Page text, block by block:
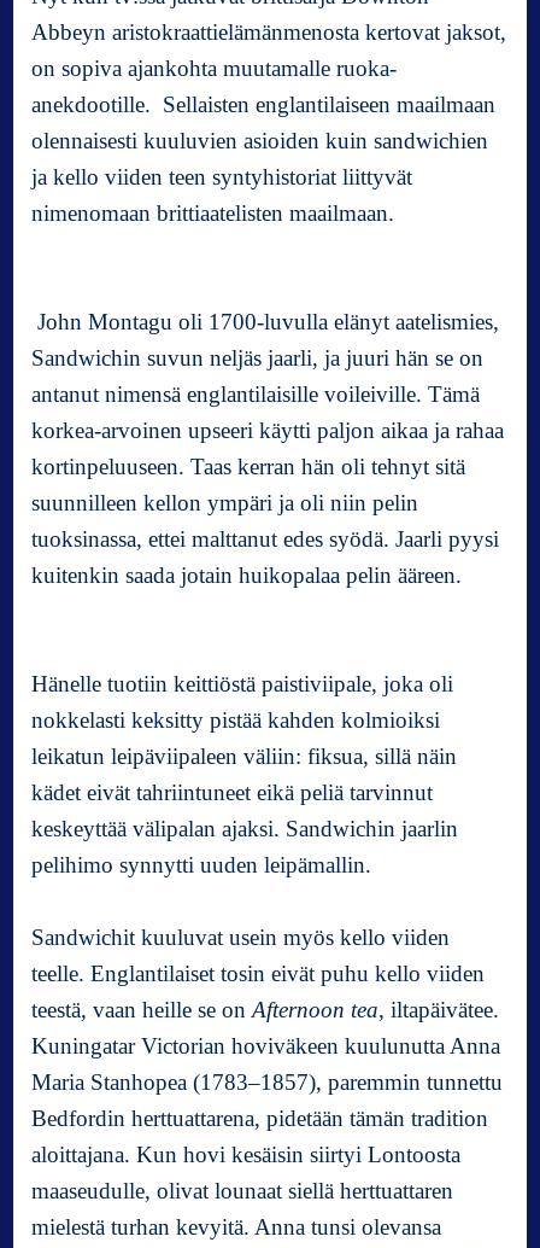
h
i
s
r
i
j
l
l
e
l
y
h
i
m
ä
r
ä
)
Abbeyn aristokraattielämänmenosta kertovat jaksot,
on sopiva ajankohta muutamalle ruoka-
anekdootille. Sellaisten englantilaiseen maailmaan
olennaisesti kuuluvien asioiden kuin sandwichien
ja kello viiden teen syntyhistoriat liittyvät
nimenomaan brittiaatelisten maailmaan.
John Montagu oli 1700-luvulla elänyt aatelismies,
Sandwichin suvun neljäs jaarli, ja juuri hän se on
antanut nimensä englantilaisille voileiville. Tämä
korkea-arvoinen upseeri käytti paljon aikaa ja rahaa
kortinpeluuseen. Taas kerran hän oli tehnyt sitä
suunnilleen kellon ympäri ja oli niin pelin
tuoksinassa, ettei malttanut edes syödä. Jaarli pyysi
kuitenkin saada jotain huikopalaa pelin ääreen.
Hänelle tuotiin keittiöstä paistiviipale, joka oli
nokkelasti keksitty pistää kahden kolmioiksi
leikatun leipäviipaleen väliin: fiksua, sillä näin
kädet eivät tahriintuneet eikä peliä tarvinnut
keskeyttää välipalan ajaksi. Sandwichin jaarlin
pelihimo synnytti uuden leipämallin.
Sandwichit kuuluvat usein myös kello viiden
teelle. Englantilaiset tosin eivät puhu kello viiden
teestä, vaan heille se onAfternoon tea, iltapäivätee.
Kuningatar Victorian hoviväkeen kuulunutta Anna
Maria Stanhopea (1783–1857), paremmin tunnettu
Bedfordin herttuattarena, pidetään tämän tradition
aloittajana. Kun hovi kesäisin siirtyi Lontoosta
maaseudulle, olivat lounaat siellä herttuattaren
mielestä turhan kevyitä. Anna tunsi olevansa